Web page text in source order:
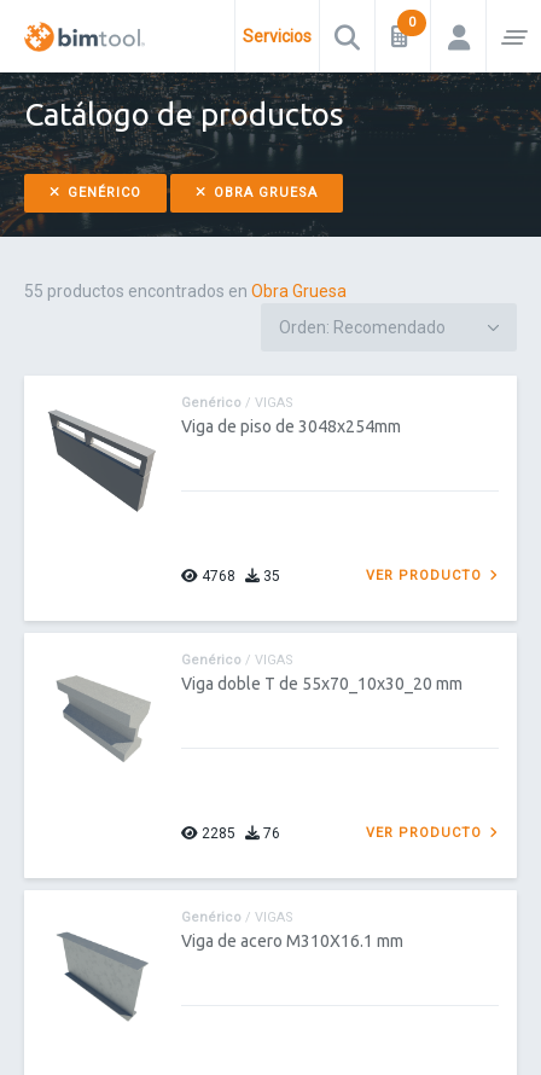
Servicios
Catálogo de productos
GENÉRICO OBRA GRUESA
55 productos encontrados en Obra Gruesa
Genérico / VIGAS
Viga de piso de 3048x254mm
4768 35 VER PRODUCTO
Genérico / VIGAS
Viga doble T de 55x70_10x30_20 mm
2285 76 VER PRODUCTO
Genérico / VIGAS
Viga de acero M310X16.1 mm